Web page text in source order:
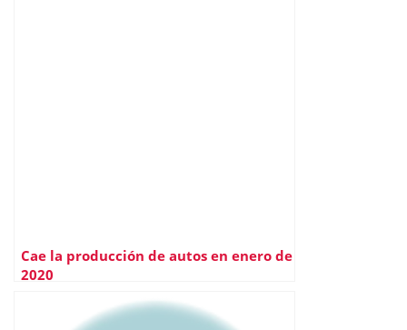
Cae la producción de autos en enero de
2020